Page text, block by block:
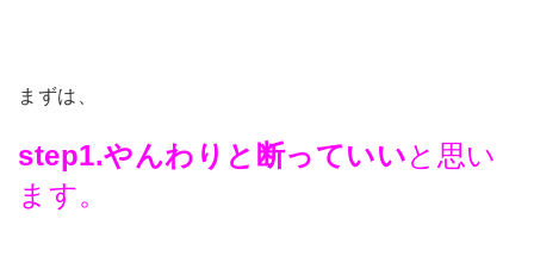
まずは、
step1.やんわりと断っていいと思い
ます。